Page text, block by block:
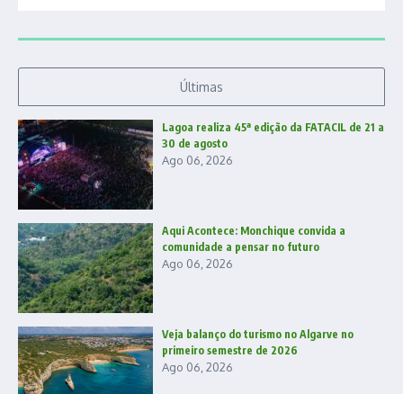
Últimas
Lagoa realiza 45ª edição da FATACIL de 21 a
30 de agosto
Ago 06, 2026
Aqui Acontece: Monchique convida a
comunidade a pensar no futuro
Ago 06, 2026
Veja balanço do turismo no Algarve no
primeiro semestre de 2026
Ago 06, 2026